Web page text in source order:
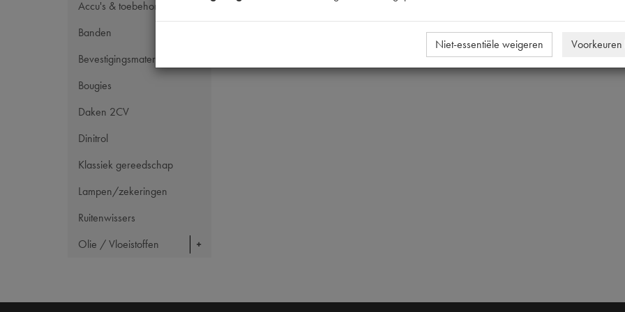
Accu's & toebehoren
Banden
Bevestigingsmateriaal
Bougies
Daken 2CV
Dinitrol
Klassiek gereedschap
Lampen/zekeringen
Ruitenwissers
Olie / Vloeistoffen
Niet-essentiële weigeren